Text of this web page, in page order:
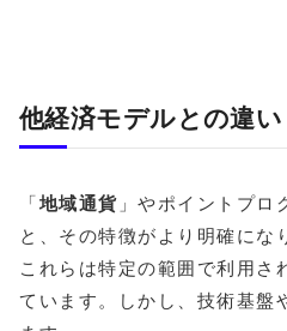
他経済モデルとの違い
「地域通貨 」やポイントプロ
と、その特徴がより明確にな
これらは特定の範囲で利用さ
ています。しかし、技術基盤